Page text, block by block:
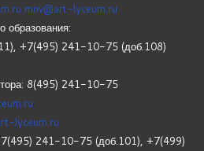
mnv@art-lyceum.ru
образования:
+7(495) 241-10-75 (доб.108)
8(495) 241-10-75
lyceum.ru
241-10-75 (доб.101), +7(499)